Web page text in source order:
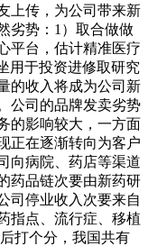
上传，为公司带来新
劣势：1）取合做做
平台，估计精准医疗
用于投资进修取研究
的收入将成为公司新
公司的品牌发卖劣势
的影响较大，一方面
正在逐渐转向为客户
向病院、药店等渠道
药品链次要由新药研
司停业收入次要来自
指点、流行症、移植
打个分，我国共有